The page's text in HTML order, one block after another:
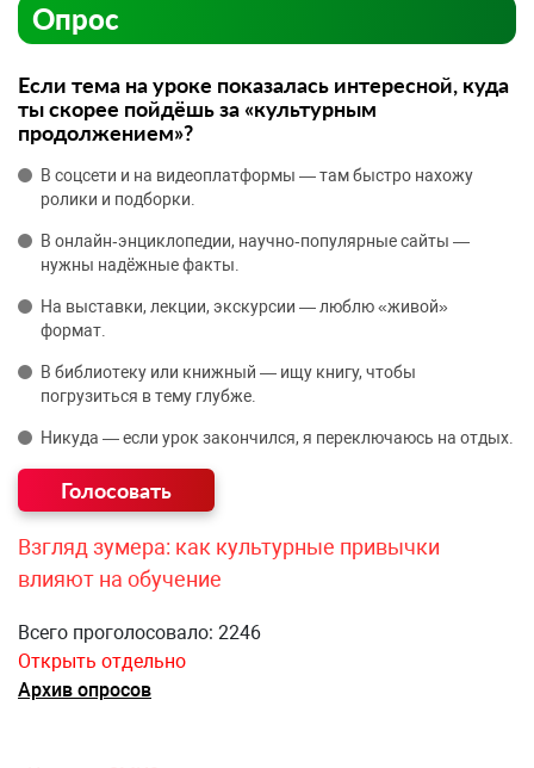
Опрос
Если тема на уроке показалась интересной, куда
ты скорее пойдёшь за «культурным
продолжением»?
В соцсети и на видеоплатформы — там быстро нахожу
ролики и подборки.
В онлайн‑энциклопедии, научно‑популярные сайты —
нужны надёжные факты.
На выставки, лекции, экскурсии — люблю «живой»
формат.
В библиотеку или книжный — ищу книгу, чтобы
погрузиться в тему глубже.
Никуда — если урок закончился, я переключаюсь на отдых.
Взгляд зумера: как культурные привычки
влияют на обучение
Всего проголосовало: 2246
Открыть отдельно
Архив опросов